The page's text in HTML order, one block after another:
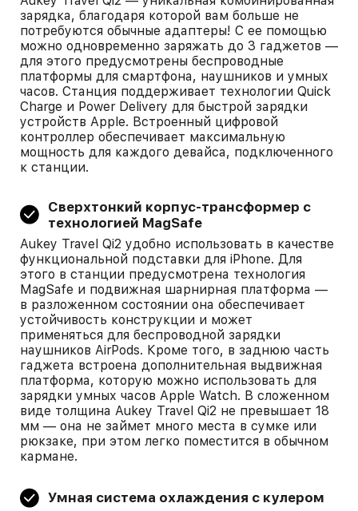
зарядка, благодаря которой вам больше не
потребуются обычные адаптеры! С ее помощью
можно одновременно заряжать до 3 гаджетов —
для этого предусмотрены беспроводные
платформы для смартфона, наушников и умных
часов. Станция поддерживает технологии Quick
Charge и Power Delivery для быстрой зарядки
устройств Apple. Встроенный цифровой
контроллер обеспечивает максимальную
мощность для каждого девайса, подключенного
к станции.
Сверхтонкий корпус-трансформер с
технологией MagSafe
Aukey Travel Qi2 удобно использовать в качестве
функциональной подставки для iPhone. Для
этого в станции предусмотрена технология
MagSafe и подвижная шарнирная платформа —
в разложенном состоянии она обеспечивает
устойчивость конструкции и может
применяться для беспроводной зарядки
наушников AirPods. Кроме того, в заднюю часть
гаджета встроена дополнительная выдвижная
платформа, которую можно использовать для
зарядки умных часов Apple Watch. В сложенном
виде толщина Aukey Travel Qi2 не превышает 18
мм — она не займет много места в сумке или
рюкзаке, при этом легко поместится в обычном
кармане.
Умная система охлаждения с кулером